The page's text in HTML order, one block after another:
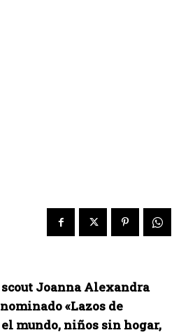
Joanna Alexandra
«Lazos de
mundo, niños sin hogar,